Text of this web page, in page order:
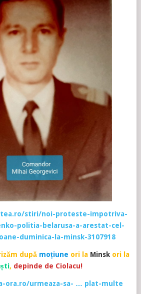
stiri/noi-proteste-impotriva-
politia-belarusa-a-arestat-cel-
duminica-la-minsk-3107918
după moțiune ori la Minsk ori la
, depinde de Ciolacu!
ora.ro/urmeaza-sa- … plat-multe